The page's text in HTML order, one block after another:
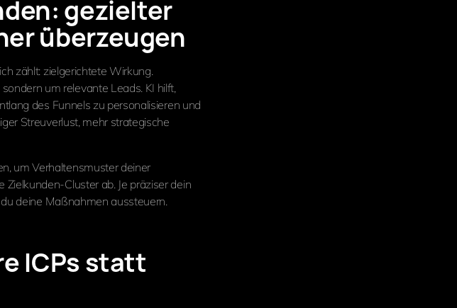
gezielter
überzeugen
zählt: zielgerichtete Wirkung.
um relevante Leads. KI hilft,
des Funnels zu personalisieren und
Streuverlust, mehr strategische
um Verhaltensmuster deiner
Cluster ab. Je präziser dein
deine Maßnahmen aussteuern.
ICPs statt